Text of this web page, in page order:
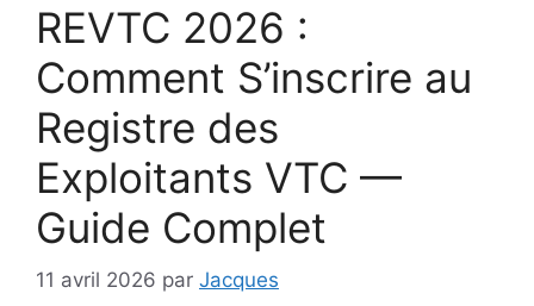
REVTC 2026 :
Comment S’inscrire au
Registre des
Exploitants VTC —
Guide Complet
11 avril 2026 par Jacques